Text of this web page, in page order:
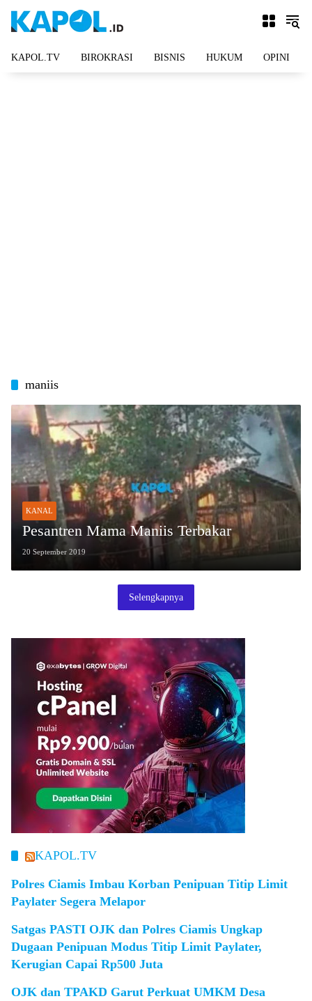
KAPOL.TV BIROKRASI BISNIS HUKUM OPINI
maniis
KANAL
Pesantren Mama Maniis Terbakar
20 September 2019
Selengkapnya
KAPOL.TV
Polres Ciamis Imbau Korban Penipuan Titip Limit
Paylater Segera Melapor
Satgas PASTI OJK dan Polres Ciamis Ungkap
Dugaan Penipuan Modus Titip Limit Paylater,
Kerugian Capai Rp500 Juta
OJK dan TPAKD Garut Perkuat UMKM Desa